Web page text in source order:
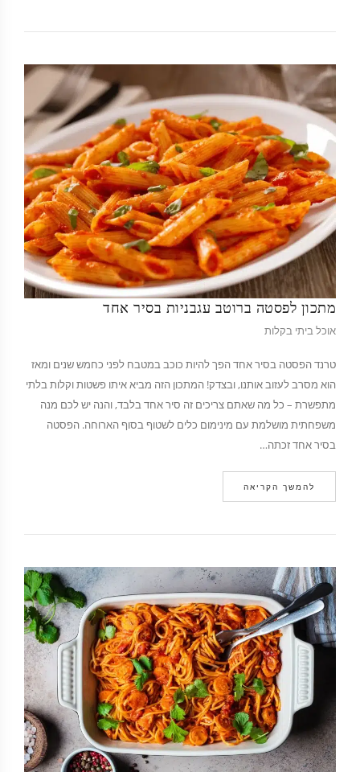
מתכון לפסטה ברוטב עגבניות בסיר אחד
אוכל ביתי בקלות
טרנד הפסטה בסיר אחד הפך להיות כוכב במטבח לפני כחמש שנים ומאז
הוא מסרב לעזוב אותנו, ובצדק! המתכון הזה מביא איתו פשטות וקלות בלתי
מתפשרת – כל מה שאתם צריכים זה סיר אחד בלבד, והנה יש לכם מנה
משפחתית מושלמת עם מינימום כלים לשטוף בסוף הארוחה. הפסטה
בסיר אחד זכתה…
להמשך הקריאה